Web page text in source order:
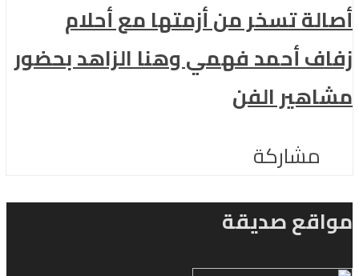
أصالة تسخر من أزمتها مع أحلام
زفاف أحمد فهمي وهنا الزاهد بحضور
مشاهير الفن
مشاركة
مواقع صديقة